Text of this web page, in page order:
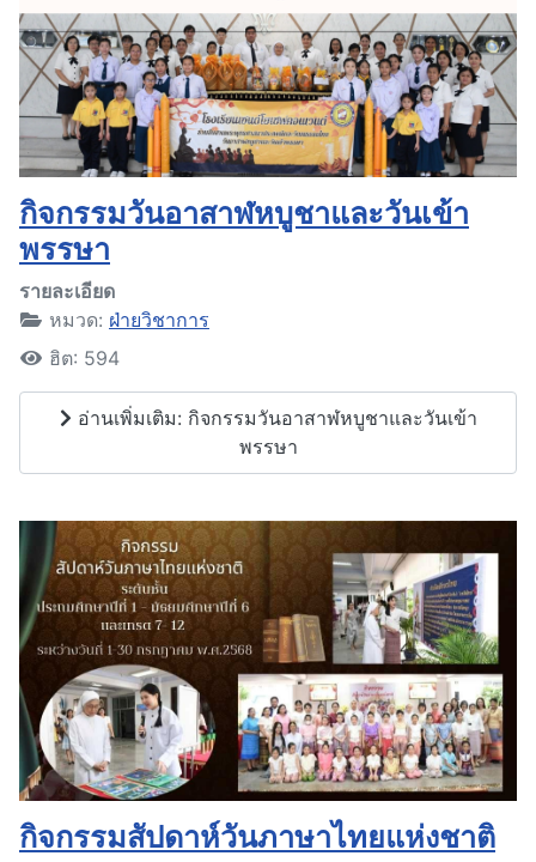
กิจกรรมวันอาสาฬหบูชาและวันเข้า
พรรษา
รายละเอียด
หมวด: ฝ่ายวิชาการ
ฮิต: 594
อ่านเพิ่มเติม: กิจกรรมวันอาสาฬหบูชาและวันเข้า
พรรษา
กิจกรรมสัปดาห์วันภาษาไทยแห่งชาติ